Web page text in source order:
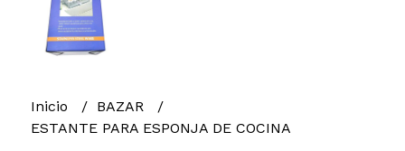
Inicio
BAZAR
ESTANTE PARA ESPONJA DE COCINA